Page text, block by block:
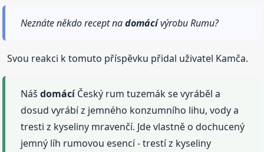
Neznáte někdo recept nadomácívýrobu Rumu?
Svou reakci k tomuto příspěvku přidal uživatel Kamča.
NášdomácíČeský rum tuzemák se vyráběl a
dosud vyrábí z jemného konzumního lihu, vody a
tresti z kyseliny mravenčí. Jde vlastně o dochucený
jemný líh rumovou esencí - trestí z kyseliny